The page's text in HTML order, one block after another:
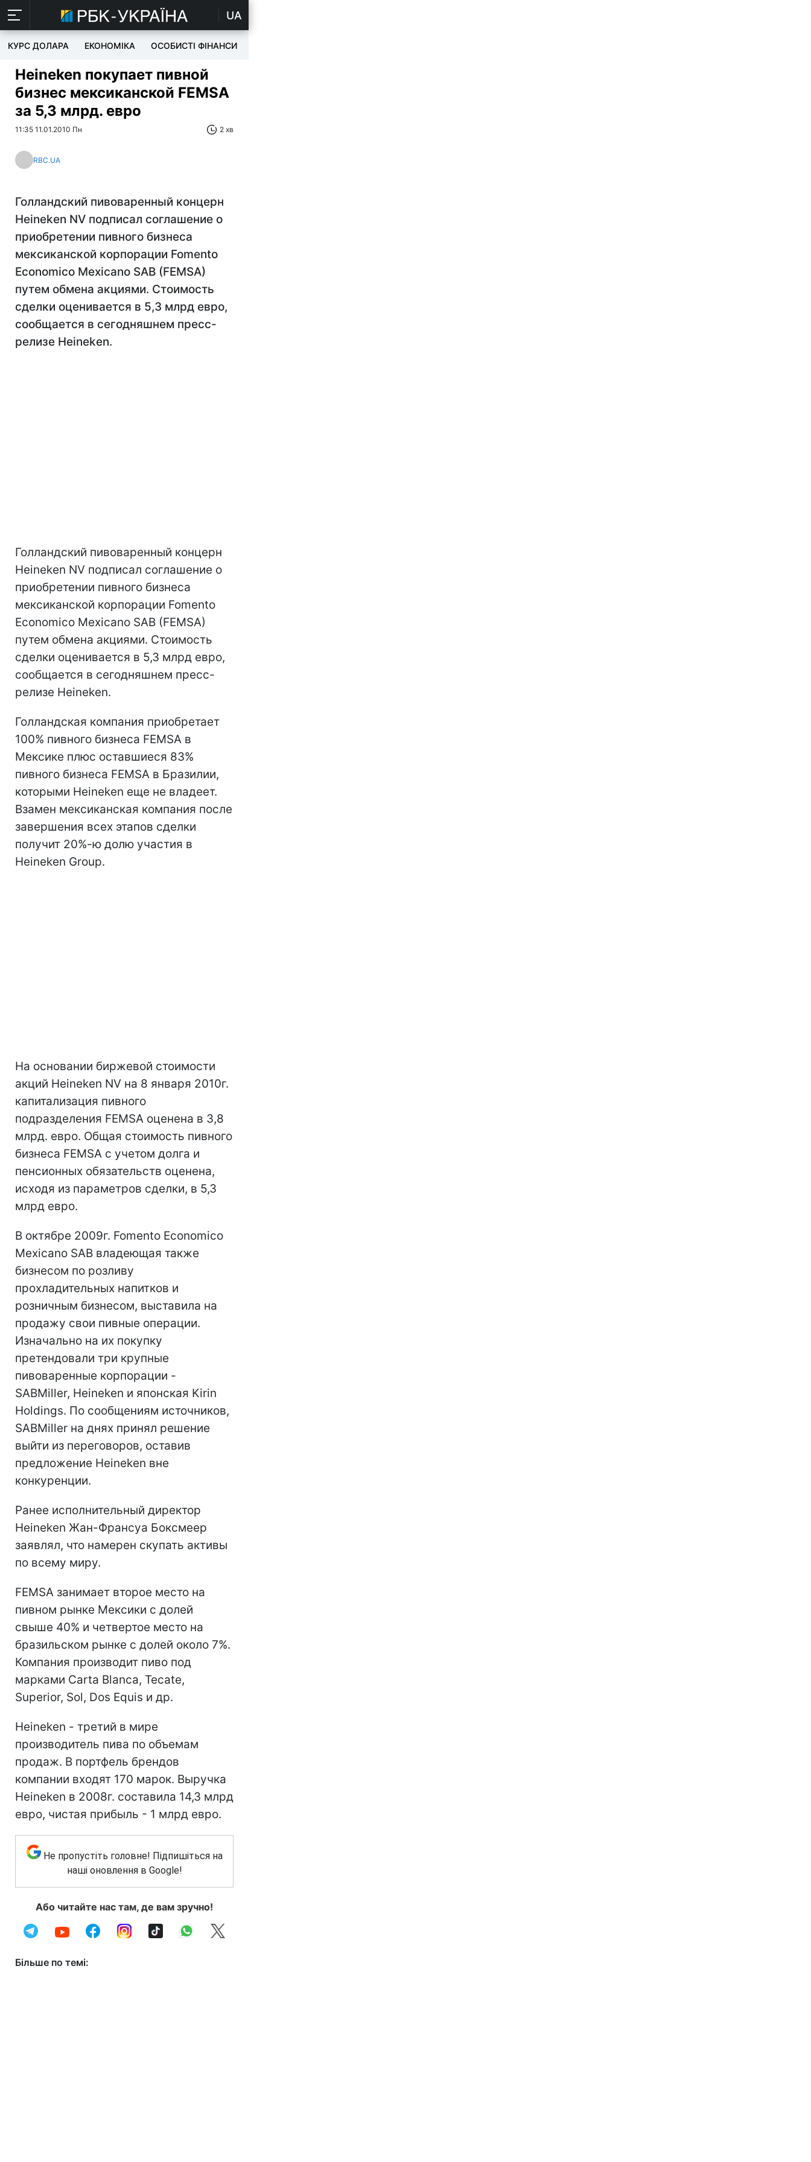
UA
КУРС ДОЛАРА ЕКОНОМІКА ОСОБИСТІ ФІНАНСИ
Heineken покупает пивной
бизнес мексиканской FEMSA
за 5,3 млрд. евро
11:35 11.01.2010 Пн 2 хв
RBC.UA
Голландский пивоваренный концерн
Heineken NV подписал соглашение о
приобретении пивного бизнеса
мексиканской корпорации Fomento
Economico Mexicano SAB (FEMSA)
путем обмена акциями. Стоимость
сделки оценивается в 5,3 млрд евро,
сообщается в сегодняшнем пресс-
релизе Heineken.
Голландский пивоваренный концерн
Heineken NV подписал соглашение о
приобретении пивного бизнеса
мексиканской корпорации Fomento
Economico Mexicano SAB (FEMSA)
путем обмена акциями. Стоимость
сделки оценивается в 5,3 млрд евро,
сообщается в сегодняшнем пресс-
релизе Heineken.
Голландская компания приобретает
100% пивного бизнеса FEMSA в
Мексике плюс оставшиеся 83%
пивного бизнеса FEMSA в Бразилии,
которыми Heineken еще не владеет.
Взамен мексиканская компания после
завершения всех этапов сделки
получит 20%-ю долю участия в
Heineken Group.
На основании биржевой стоимости
акций Heineken NV на 8 января 2010г.
капитализация пивного
подразделения FEMSA оценена в 3,8
млрд. евро. Общая стоимость пивного
бизнеса FEMSA с учетом долга и
пенсионных обязательств оценена,
исходя из параметров сделки, в 5,3
млрд евро.
В октябре 2009г. Fomento Economico
Mexicano SAB владеющая также
бизнесом по розливу
прохладительных напитков и
розничным бизнесом, выставила на
продажу свои пивные операции.
Изначально на их покупку
претендовали три крупные
пивоваренные корпорации -
SABMiller, Heineken и японская Kirin
Holdings. По сообщениям источников,
SABMiller на днях принял решение
выйти из переговоров, оставив
предложение Heineken вне
конкуренции.
Ранее исполнительный директор
Heineken Жан-Франсуа Боксмеер
заявлял, что намерен скупать активы
по всему миру.
FEMSA занимает второе место на
пивном рынке Мексики с долей
свыше 40% и четвертое место на
бразильском рынке с долей около 7%.
Компания производит пиво под
марками Carta Blanca, Tecate,
Superior, Sol, Dos Equis и др.
Heineken - третий в мире
производитель пива по объемам
продаж. В портфель брендов
компании входят 170 марок. Выручка
Heineken в 2008г. составила 14,3 млрд
евро, чистая прибыль - 1 млрд евро.
Не пропустіть головне! Підпишіться на
наші оновлення в Google!
Або читайте нас там, де вам зручно!
Більше по темі: